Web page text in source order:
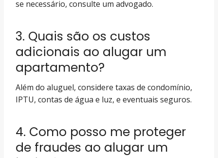
se necessário, consulte um advogado.
3. Quais são os custos
adicionais ao alugar um
apartamento?
Além do aluguel, considere taxas de condomínio,
IPTU, contas de água e luz, e eventuais seguros.
4. Como posso me proteger
de fraudes ao alugar um